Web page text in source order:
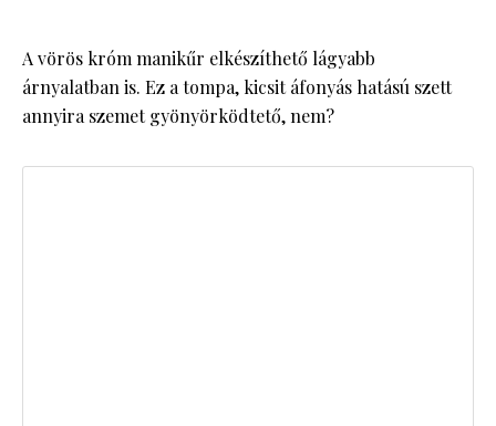
A vörös króm manikűr elkészíthető lágyabb
árnyalatban is. Ez a tompa, kicsit áfonyás hatású szett
annyira szemet gyönyörködtető, nem?